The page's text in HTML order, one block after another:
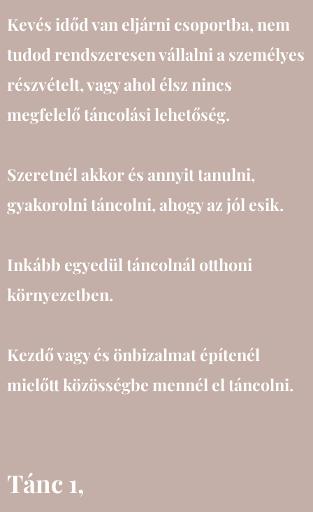
Kevés időd van eljárni csoportba, nem
tudod rendszeresen vállalni a személyes
részvételt, vagy ahol élsz nincs
megfelelő táncolási lehetőség.
Szeretnél akkor és annyit tanulni,
gyakorolni táncolni, ahogy az jól esik.
Inkább egyedül táncolnál otthoni
környezetben.
Kezdő vagy és önbizalmat építenél
mielőtt közösségbe mennél el táncolni.
Tánc 1,